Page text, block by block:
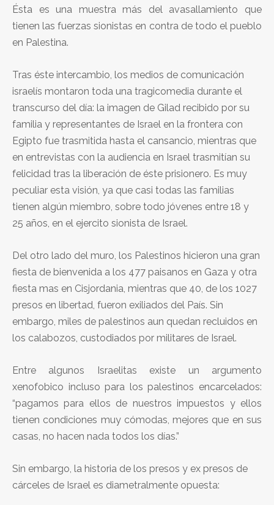
Ésta es una muestra más del avasallamiento que
tienen las fuerzas sionistas en contra de todo el pueblo
en Palestina.
Tras éste intercambio, los medios de comunicación
israelís montaron toda una tragicomedia durante el
transcurso del día: la imagen de Gilad recibido por su
familia y representantes de Israel en la frontera con
Egipto fue trasmitida hasta el cansancio, mientras que
en entrevistas con la audiencia en Israel trasmitían su
felicidad tras la liberación de éste prisionero. Es muy
peculiar esta visión, ya que casi todas las familias
tienen algún miembro, sobre todo jóvenes entre 18 y
25 años, en el ejercito sionista de Israel.
Del otro lado del muro, los Palestinos hicieron una gran
fiesta de bienvenida a los 477 paisanos en Gaza y otra
fiesta mas en Cisjordania, mientras que 40, de los 1027
presos en libertad, fueron exiliados del País. Sin
embargo, miles de palestinos aun quedan recluidos en
los calabozos, custodiados por militares de Israel.
Entre algunos Israelitas existe un argumento
xenofobico incluso para los palestinos encarcelados:
“pagamos para ellos de nuestros impuestos y ellos
tienen condiciones muy cómodas, mejores que en sus
casas, no hacen nada todos los días.”
Sin embargo, la historia de los presos y ex presos de
cárceles de Israel es diametralmente opuesta: